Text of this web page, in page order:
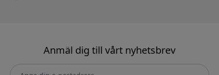
Anmäl dig till vårt nyhetsbrev